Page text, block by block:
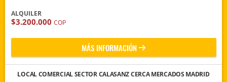
ALQUILER
$3.200.000 COP
MÁS INFORMACIÓN
LOCAL COMERCIAL SECTOR CALASANZ CERCA MERCADOS MADRID